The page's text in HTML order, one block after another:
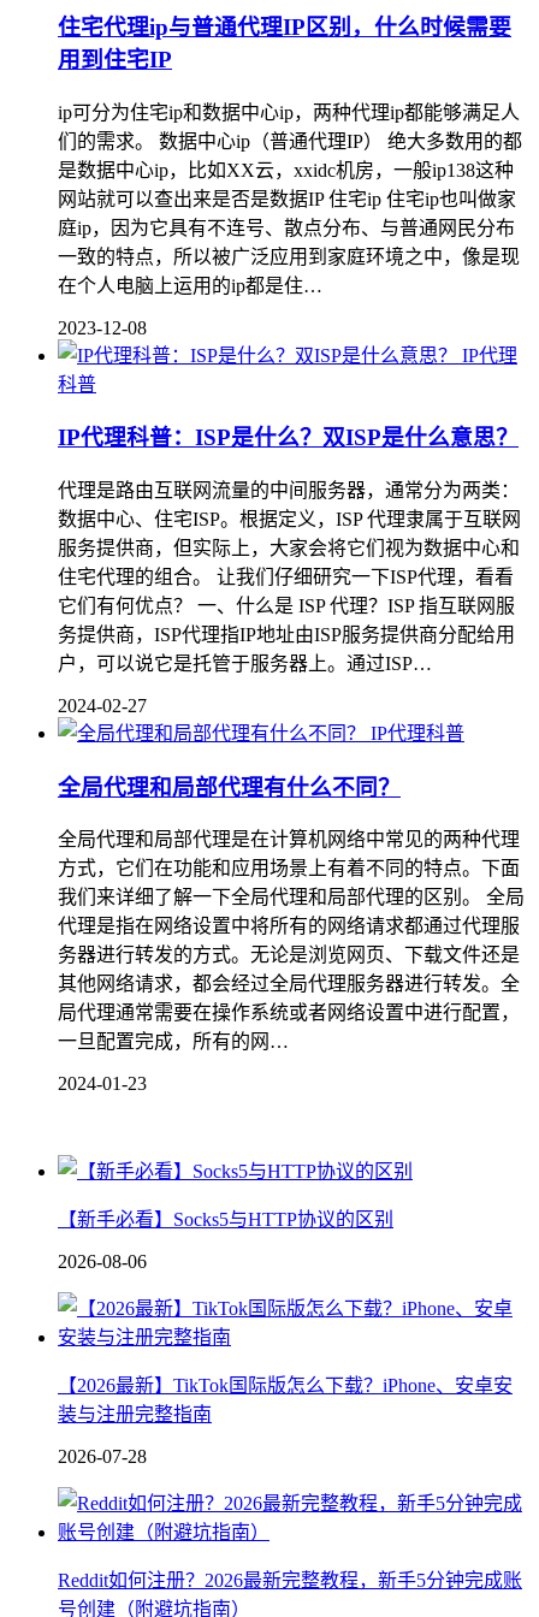
住宅代理ip与普通代理IP区别，什么时候需要
用到住宅IP
ip可分为住宅ip和数据中心ip，两种代理ip都能够满足人
们的需求。 数据中心ip（普通代理IP） 绝大多数用的都
是数据中心ip，比如XX云，xxidc机房，一般ip138这种
网站就可以查出来是否是数据IP 住宅ip 住宅ip也叫做家
庭ip，因为它具有不连号、散点分布、与普通网民分布
一致的特点，所以被广泛应用到家庭环境之中，像是现
在个人电脑上运用的ip都是住…
2023-12-08
IP代理
科普
IP代理科普：ISP是什么？双ISP是什么意思？
代理是路由互联网流量的中间服务器，通常分为两类：
数据中心、住宅ISP。根据定义，ISP 代理隶属于互联网
服务提供商，但实际上，大家会将它们视为数据中心和
住宅代理的组合。 让我们仔细研究一下ISP代理，看看
它们有何优点？ 一、什么是 ISP 代理？ISP 指互联网服
务提供商，ISP代理指IP地址由ISP服务提供商分配给用
户，可以说它是托管于服务器上。通过ISP…
2024-02-27
IP代理科普
全局代理和局部代理有什么不同？
全局代理和局部代理是在计算机网络中常见的两种代理
方式，它们在功能和应用场景上有着不同的特点。下面
我们来详细了解一下全局代理和局部代理的区别。 全局
代理是指在网络设置中将所有的网络请求都通过代理服
务器进行转发的方式。无论是浏览网页、下载文件还是
其他网络请求，都会经过全局代理服务器进行转发。全
局代理通常需要在操作系统或者网络设置中进行配置，
一旦配置完成，所有的网…
2024-01-23
【新手必看】Socks5与HTTP协议的区别
2026-08-06
【2026最新】TikTok国际版怎么下载？iPhone、安卓安
装与注册完整指南
2026-07-28
Reddit如何注册？2026最新完整教程，新手5分钟完成账
号创建（附避坑指南）